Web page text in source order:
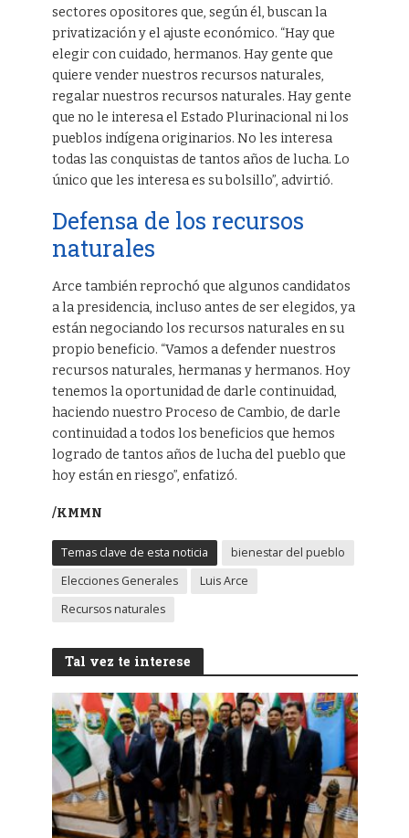
sectores opositores que, según él, buscan la
privatización y el ajuste económico. “Hay que
elegir con cuidado, hermanos. Hay gente que
quiere vender nuestros recursos naturales,
regalar nuestros recursos naturales. Hay gente
que no le interesa el Estado Plurinacional ni los
pueblos indígena originarios. No les interesa
todas las conquistas de tantos años de lucha. Lo
único que les interesa es su bolsillo”, advirtió.
Defensa de los recursos
naturales
Arce también reprochó que algunos candidatos
a la presidencia, incluso antes de ser elegidos, ya
están negociando los recursos naturales en su
propio beneficio. “Vamos a defender nuestros
recursos naturales, hermanas y hermanos. Hoy
tenemos la oportunidad de darle continuidad,
haciendo nuestro Proceso de Cambio, de darle
continuidad a todos los beneficios que hemos
logrado de tantos años de lucha del pueblo que
hoy están en riesgo”, enfatizó.
/KMMN
Temas clave de esta noticia
bienestar del pueblo
Elecciones Generales
Luis Arce
Recursos naturales
Tal vez te interese